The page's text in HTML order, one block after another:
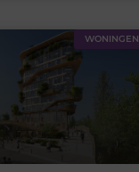
WONINGEN